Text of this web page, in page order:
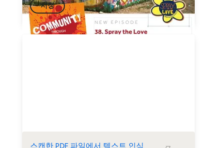
시청
스캔한 PDF 파일에서 텍스트 인식